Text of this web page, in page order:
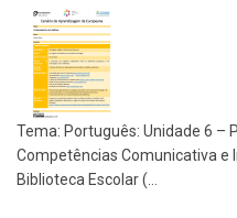
Tema: Português: Unidade 6 –
Competências Comunicativa e
Biblioteca Escolar (…